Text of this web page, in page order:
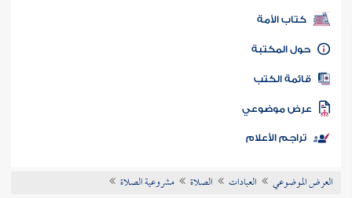
كتب PDF
كتاب الأمة
المكتبة
الكتب
موضوعي
تراجم الأعلام
العرض الموضوعي العبادات الصلاة مشروعية الصلاة